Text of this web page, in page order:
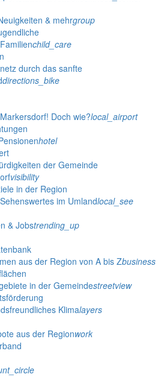
& mehrgroup
child_care
durch das sanfte
directions_bike
Doch wie?local_airport
hotel
der Gemeinde
visibility
in der Region
im Umlandlocal_see
& Jobstrending_up
aus der Region von A bis Zbusiness
in der Gemeindestreetview
Klimalayers
aus der Regionwork